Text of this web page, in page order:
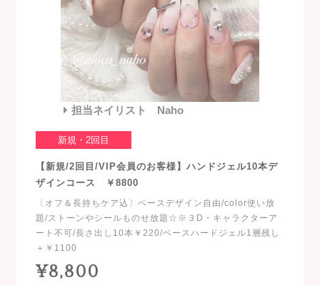
担当ネイリスト Naho
新規・2回目
【新規/2回目/VIP会員のお客様】ハンドジェル10本デ
ザインコース ￥8800
〔オフ＆長持ちケア込〕ベースデザイン自由/color使い放
題/ストーンやシールものせ放題☆※３D・キャラクターア
ート不可/長さ出し10本￥220/ベースハードジェル1層残し
＋￥1100
¥8,800